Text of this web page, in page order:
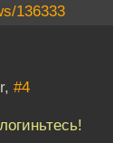
136333
#4